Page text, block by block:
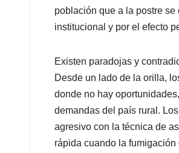
población que a la postre
institucional y por el efecto
Existen paradojas y
Desde un lado de la orilla,
donde no hay
demandas del país rural.
agresivo con la técnica de
rápida cuando la